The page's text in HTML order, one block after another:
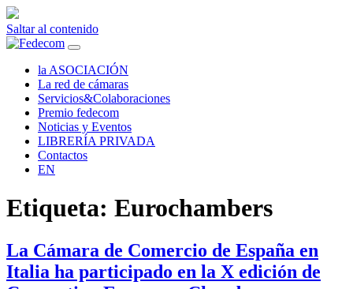
Saltar al contenido
Navegación
principal
la ASOCIACIÓN
La red de cámaras
Servicios&Colaboraciones
Premio fedecom
Noticias y Eventos
LIBRERÍA PRIVADA
Contactos
EN
Etiqueta: Eurochambers
La Cámara de Comercio de España en
Italia ha participado en la X edición de